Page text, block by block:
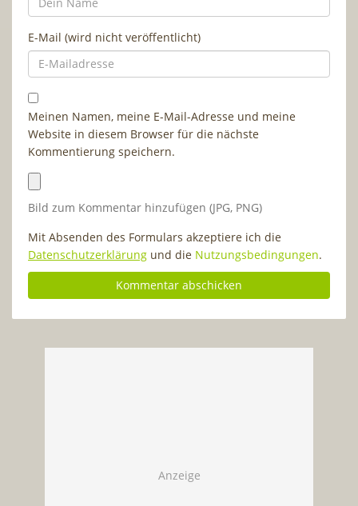
E-Mail (wird nicht veröffentlicht)
Meinen Namen, meine E-Mail-Adresse und meine
Website in diesem Browser für die nächste
Kommentierung speichern.
Bild zum Kommentar hinzufügen (JPG, PNG)
Mit Absenden des Formulars akzeptiere ich die
Datenschutzerklärung und die Nutzungsbedingungen.